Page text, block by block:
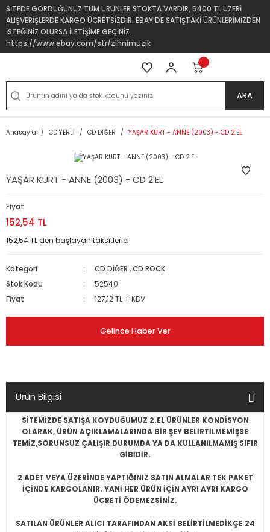
SİTEDE GÖRDÜĞÜNÜZ TÜM ÜRÜNLER STOKTA VARDIR, 5400 TL ÜZERİ
ALIŞVERİŞLERDE KARGO ÜCRETSİZDİR. EBAY'DE SATIŞTAKİ ÜRÜNLERİMİZDEN
İSTEĞİNİZ OLURSA İLETİŞİME GEÇİNİZ.
https://www.ebay.com/str/zihnimuzik
ARA
Anasayfa CD YERLİ CD DİĞER YAŞAR KURT - ANNE (2003) - CD 2.EL
YAŞAR KURT - ANNE (2003) - CD 2.EL
Fiyat
152,54 TL
152,54 TL den başlayan taksitlerle!!
Kategori CD DİĞER ,CD ROCK
Stok Kodu
52540
Fiyat
127,12 TL + KDV
Gelince Haber Ver
Ürün Bilgisi
SİTEMİZDE SATIŞA KOYDUĞUMUZ 2.EL ÜRÜNLER KONDİSYON
OLARAK, ÜRÜN AÇIKLAMALARINDA BİR ŞEY BELİRTİLMEMİŞSE
TEMİZ,SORUNSUZ ÇALIŞIR DURUMDA YA DA KULLANILMAMIŞ SIFIR
GİBİDİR.
2 ADET VEYA ÜZERİNDE YAPTIĞINIZ SATIN ALMALAR TEK PAKET
İÇİNDE KARGOLANIR. YANİ HER ÜRÜN İÇİN AYRI AYRI KARGO
ÜCRETİ ÖDEMEZSİNİZ.
SATILAN ÜRÜNLER ALICI TARAFINDAN AKSİ BELİRTİLMEDİKÇE 24